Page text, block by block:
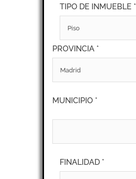
TIPO DE INMUEBLE *
PROVINCIA *
MUNICIPIO *
FINALIDAD *